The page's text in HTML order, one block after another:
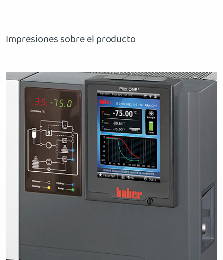
Impresiones sobre el producto